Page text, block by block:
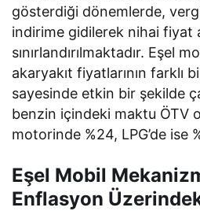
gösterdiği dönemlerde,
indirime gidilerek nihai fiyat
sınırlandırılmaktadır. Eşel
akaryakıt fiyatlarının farklı
sayesinde etkin bir şekilde
benzin içindeki maktu ÖTV
motorinde %24, LPG’de ise
Eşel Mobil
Enflasyon